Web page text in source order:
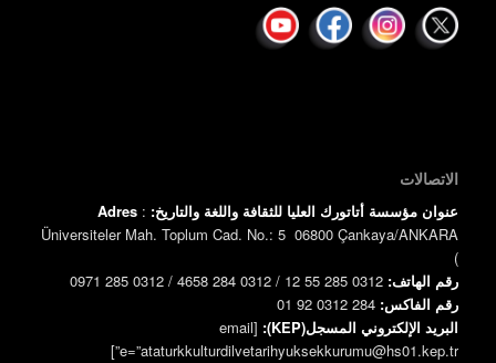
الاتصالات
عنوان مؤسسة أتاتورك العليا للثقافة واللغة والتاريخ:
Adres :
Üniversiteler Mah. Toplum Cad. No.: 5 06800 Çankaya/ANKARA
)
رقم الهاتف:
رقم الفاكس:
البريد الإلكتروني المسجل(KEP):
[email
e=”ataturkkulturdilvetarihyuksekkurumu@hs01.kep.tr”]